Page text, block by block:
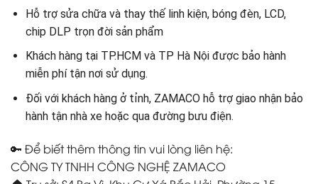
Hỗ trợ sửa chữa và thay thế linh kiện, bóng đèn, LCD,
chip DLP trọn đời sản phẩm
Khách hàng tại TP.HCM và TP Hà Nội được bảo hành
miễn phí tận nơi sử dụng.
Đối với khách hàng ở tỉnh, ZAMACO hỗ trợ giao nhận bảo
hành tận nhà xe hoặc qua đường bưu điện.
🔑 Để biết thêm thông tin vui lòng liên hệ:
CÔNG TY TNHH CÔNG NGHỆ ZAMACO